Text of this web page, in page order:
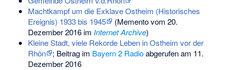
Machtkampf um die Exklave Ostheim (Historisches
Ereignis) 1933 bis 1945
(Mementovom 20.
Dezember 2016 im Internet Archive)
Kleine Stadt, viele Rekorde Leben in Ostheim vor der
Rhön
; Beitrag im Bayern 2 Radioabgerufen am 11.
Dezember 2016